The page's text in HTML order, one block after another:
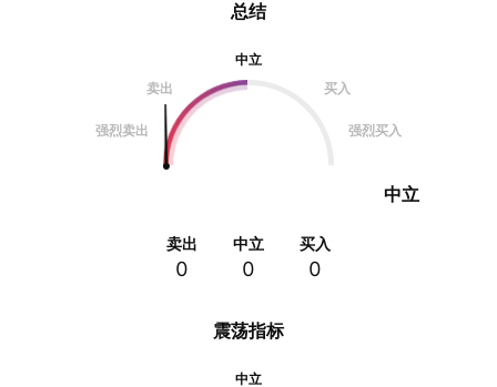
震荡指标
中立
总结
中立
卖出
买入
强烈卖出 强烈买入
中立
卖出
0
中立
0
买入
0